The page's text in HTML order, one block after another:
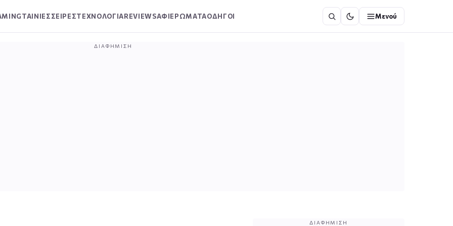
ΤΑΙΝΙΕΣΣΕΙΡΕΣΤΕΧΝΟΛΟΓΙΑREVIEWSΑΦΙΕΡΩΜΑΤΑΟΔΗΓΟΙ Μενού
ΔΙΑΦΉΜΙΣΗ
ΔΙΑΦΉΜΙΣΗ